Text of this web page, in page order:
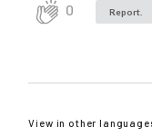
0 Report.
View in other